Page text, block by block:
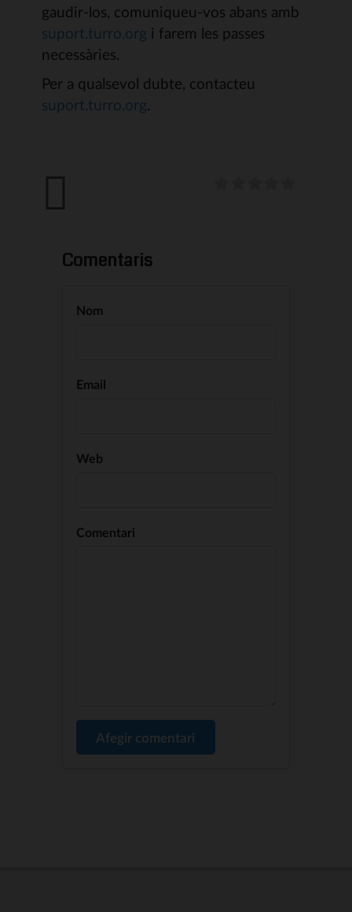
gaudir-los, comuniqueu-vos abans amb
suport.turro.org i farem les passes
necessàries.
Per a qualsevol dubte, contacteu
suport.turro.org
Comentaris
Nom
Email
Web
Comentari
Afegir comentari